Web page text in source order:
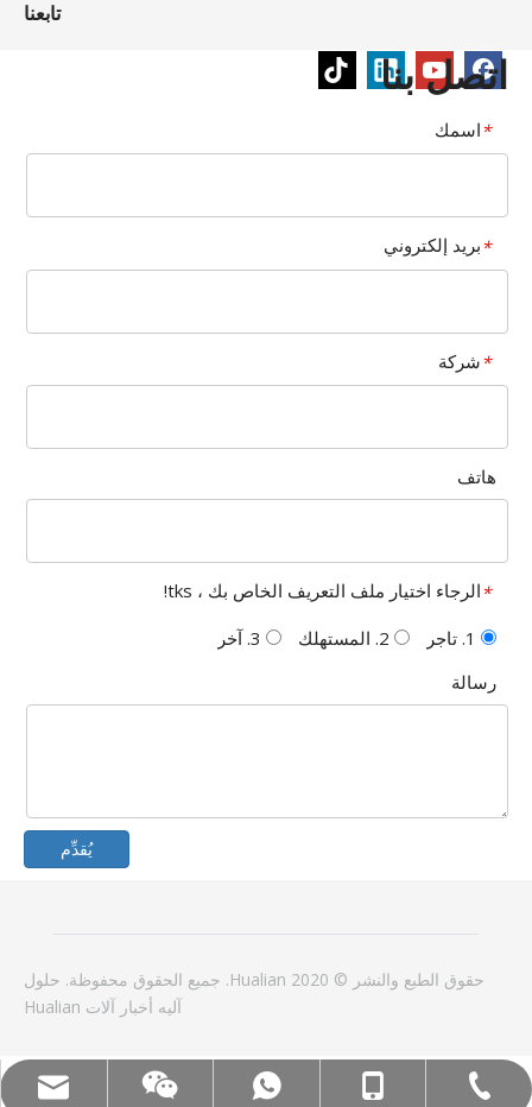
Tel:+86-577-88627766
WA: 0086 18858715170
WeChatالبريد الإلكتروني: hl@hualian.biz
تابعنا
اتصل بنا
*اسمك
*بريد إلكتروني
*شركة
هاتف
*الرجاء اختيار ملف التعريف الخاص بك ، tks!
رسالة
يُقدِّم
حقوق الطبع والنشر © 2020 Hualian. جميع الحقوق محفوظة.
حلول
آليه أخبارآلات Hualian